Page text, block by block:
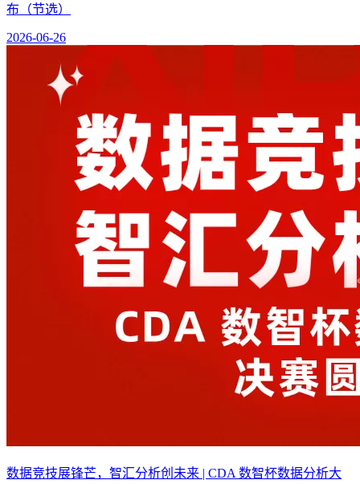
布（节选）
2026-06-26
数据竞技展锋芒，智汇分析创未来 | CDA 数智杯数据分析大